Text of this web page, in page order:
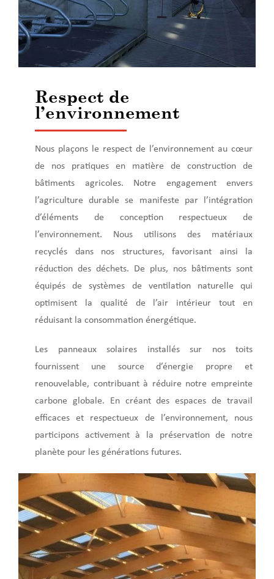
Respect de
l’environnement
Nous plaçons le respect de l’environnement au cœur
de nos pratiques en matière de construction de
bâtiments agricoles. Notre engagement envers
l’agriculture durable se manifeste par l’intégration
d’éléments de conception respectueux de
l’environnement. Nous utilisons des matériaux
recyclés dans nos structures, favorisant ainsi la
réduction des déchets. De plus, nos bâtiments sont
équipés de systèmes de ventilation naturelle qui
optimisent la qualité de l’air intérieur tout en
réduisant la consommation énergétique.
Les panneaux solaires installés sur nos toits
fournissent une source d’énergie propre et
renouvelable, contribuant à réduire notre empreinte
carbone globale. En créant des espaces de travail
efficaces et respectueux de l’environnement, nous
participons activement à la préservation de notre
planète pour les générations futures.